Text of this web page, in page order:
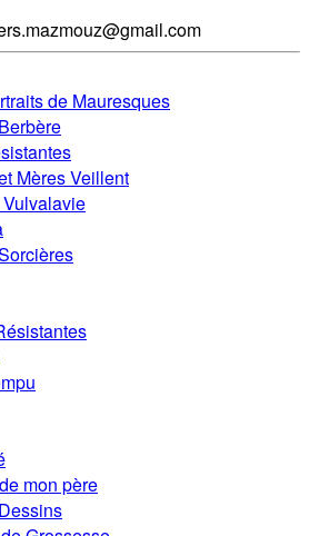
de Mauresques
Mères Veillent
mon père